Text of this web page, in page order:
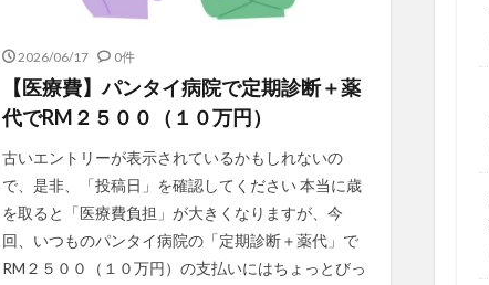
2026/06/17 0件
【医療費】パンタイ病院で定期診断＋薬
代でRM２５００（１０万円）
古いエントリーが表示されているかもしれないの
で、是非、「投稿日」を確認してください 本当に歳
を取ると「医療費負担」が大きくなりますが、今
回、いつものパンタイ病院の「定期診断＋薬代」で
RM２５００（１０万円）の支払いにはちょっとびっ